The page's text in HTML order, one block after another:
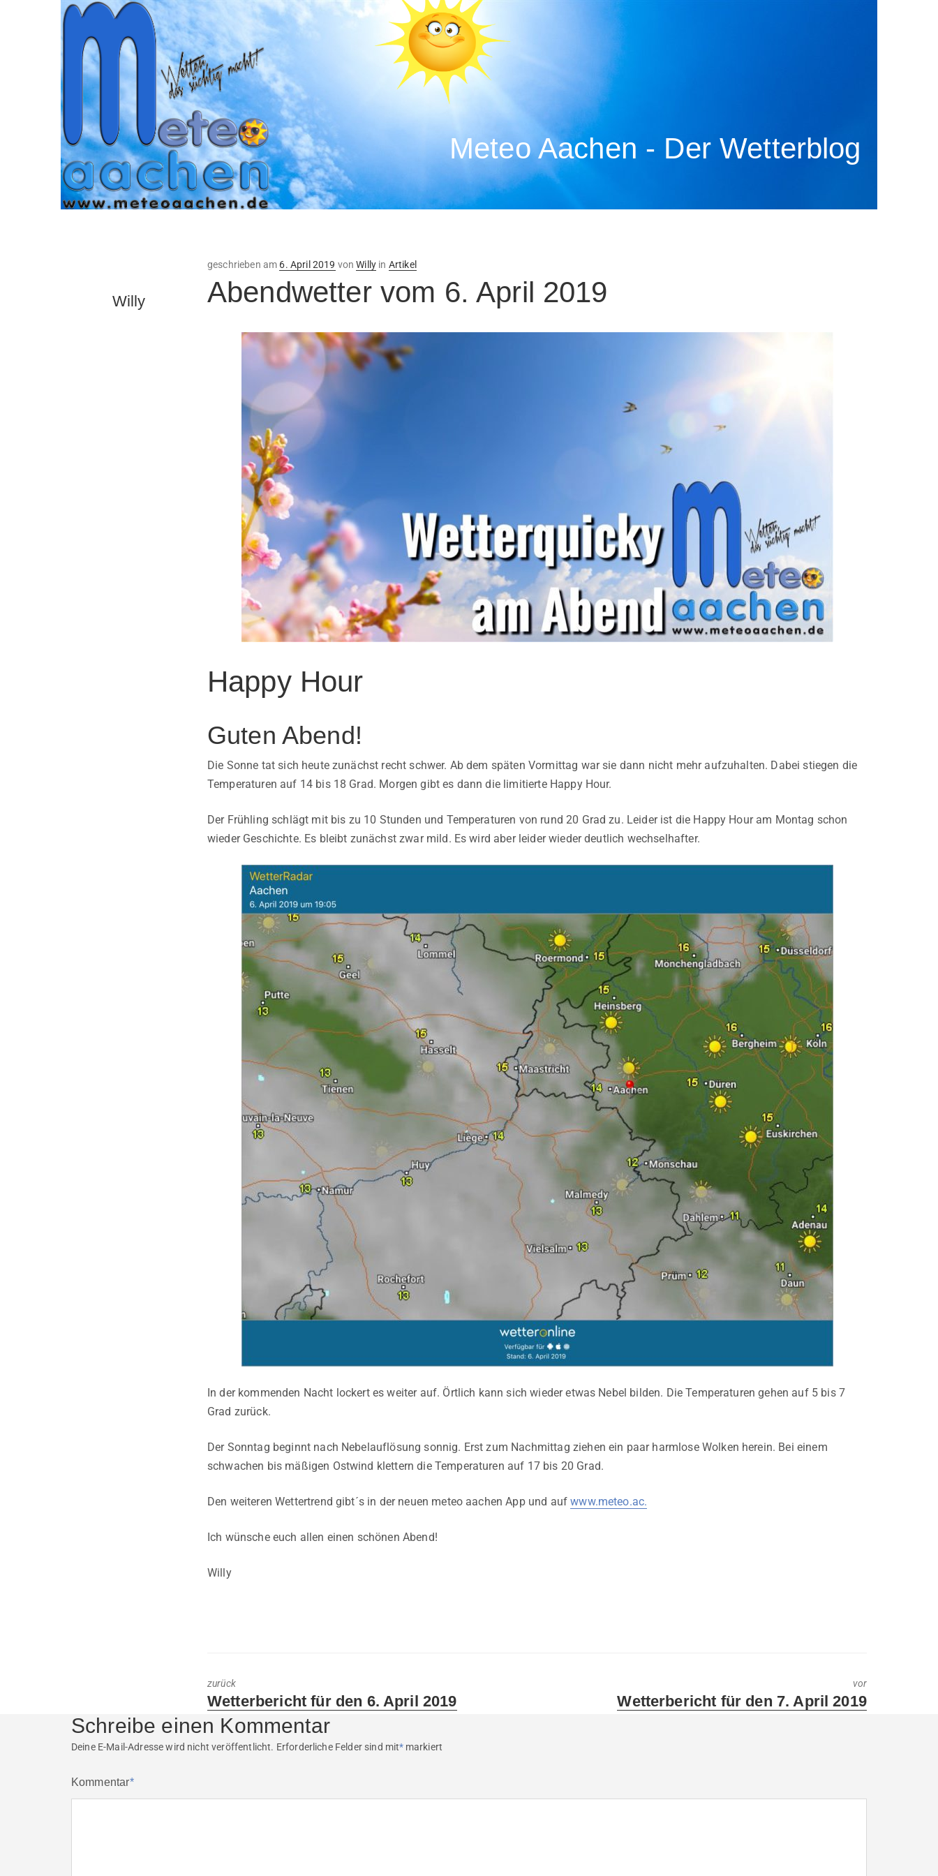
Meteo Aachen - Der Wetterblog
Willy
geschrieben am Veröffentlicht
am
6. April 2019 vonWilly in Artikel
Abendwetter vom 6. April 2019
Happy Hour
Guten Abend!
Die Sonne tat sich heute zunächst recht schwer. Ab dem späten Vormittag war sie dann nicht mehr aufzuhalten. Dabei stiegen die
Temperaturen auf 14 bis 18 Grad. Morgen gibt es dann die limitierte Happy Hour.
Der Frühling schlägt mit bis zu 10 Stunden und Temperaturen von rund 20 Grad zu. Leider ist die Happy Hour am Montag schon
wieder Geschichte. Es bleibt zunächst zwar mild. Es wird aber leider wieder deutlich wechselhafter.
In der kommenden Nacht lockert es weiter auf. Örtlich kann sich wieder etwas Nebel bilden. Die Temperaturen gehen auf 5 bis 7
Grad zurück.
Der Sonntag beginnt nach Nebelauflösung sonnig. Erst zum Nachmittag ziehen ein paar harmlose Wolken herein. Bei einem
schwachen bis mäßigen Ostwind klettern die Temperaturen auf 17 bis 20 Grad.
Den weiteren Wettertrend gibt´s in der neuen meteo aachen App und aufwww.meteo.ac.
Ich wünsche euch allen einen schönen Abend!
Willy
zurück
Previous
post:
Wetterbericht für den 6. April 2019
vor
Next
Wetterbericht für den 7. April 2019
Schreibe einen Kommentar
Deine E-Mail-Adresse wird nicht veröffentlicht. Erforderliche Felder sind mit*markiert
Kommentar*